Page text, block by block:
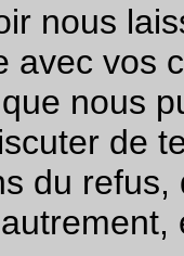
nous
avec vos
nous
de
du